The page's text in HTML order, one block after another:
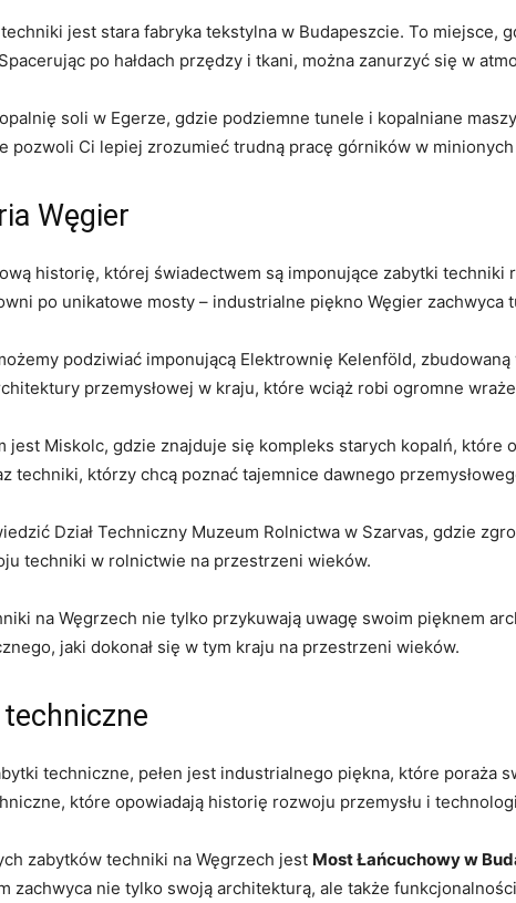
jest stara fabryka tekstylna w Budapeszcie. To miejsce,
po hałdach przędzy i tkani, można zanurzyć się w
soli w Egerze, gdzie podziemne tunele i kopalniane
pozwoli Ci lepiej zrozumieć trudną pracę górników w minionych
Węgier
historię, której świadectwem są imponujące zabytki techniki
po unikatowe mosty – industrialne piękno Węgier zachwyca
podziwiać imponującą Elektrownię Kelenföld,
przemysłowej w kraju, które wciąż robi ogromne
jest Miskolc, gdzie znajduje się kompleks starych kopalń, które
techniki, którzy chcą poznać tajemnice dawnego
Dział Techniczny Muzeum Rolnictwa w Szarvas, gdzie
techniki w rolnictwie na przestrzeni wieków.
na Węgrzech nie tylko przykuwają uwagę swoim pięknem
jaki dokonał się w tym kraju na przestrzeni wieków.
techniczne, pełen jest industrialnego piękna, które poraża
które opowiadają historię rozwoju przemysłu i
zabytków techniki na Węgrzech jest Most Łańcuchowy w
zachwyca nie tylko swoją architekturą, ale także